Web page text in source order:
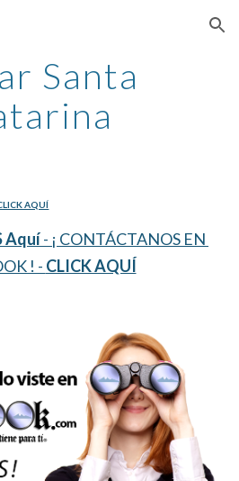
Skip to navigation
Santa
AQUÍ
Aquí - ¡ CONTÁCTANOS EN
! - CLICK AQUÍ